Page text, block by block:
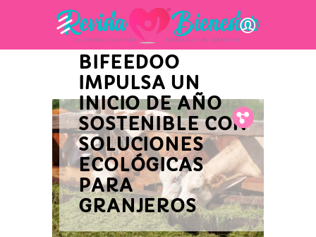
Fb.
Tw.
Pin.
INNOVACIÓN Y ACTUALIDAD
EMPRESARIAL
BIFEEDOO
IMPULSA UN
INICIO DE AÑO
SOSTENIBLE CON
SOLUCIONES
ECOLÓGICAS
PARA
GRANJEROS